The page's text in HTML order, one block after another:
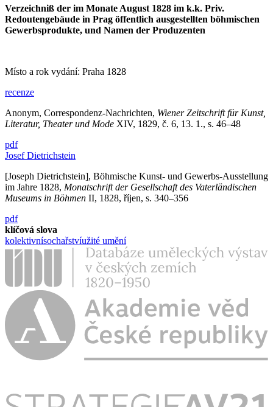
Verzeichniß der im Monate August 1828 im k.k. Priv.
Redoutengebäude in Prag öffentlich ausgestellten böhmischen
Gewerbsprodukte, und Namen der Produzenten
Místo a rok vydání: Praha 1828
recenze
Anonym, Correspondenz-Nachrichten, Wiener Zeitschrift für Kunst,
Literatur, Theater und Mode XIV, 1829, č. 6, 13. 1., s. 46–48
pdf
Josef Dietrichstein
[Joseph Dietrichstein], Böhmische Kunst- und Gewerbs-Ausstellung
im Jahre 1828, Monatschrift der Gesellschaft des Vaterländischen
Museums in Böhmen II, 1828, říjen, s. 340–356
pdf
klíčová slova
kolektivnísochařstvíužité umění